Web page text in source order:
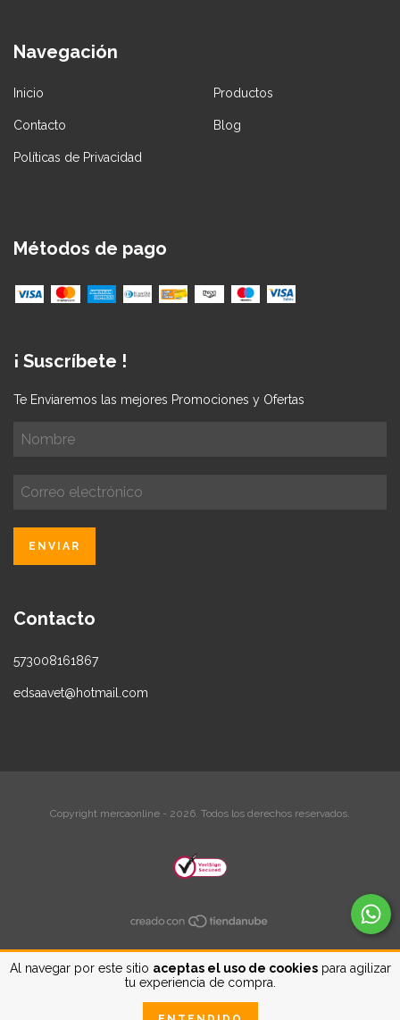
Al navegar por este sitio aceptas el uso de cookiespara agilizar
tu experiencia de compra.
Navegación
Inicio Productos
Contacto Blog
Políticas de Privacidad
Métodos de pago
¡ Suscríbete !
Te Enviaremos las mejores Promociones y Ofertas
Contacto
573008161867
edsaavet@hotmail.com
Copyright mercaonline - 2026. Todos los derechos reservados.